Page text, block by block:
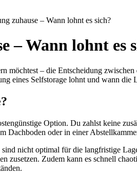
zuhause – Wann lohnt es sich?
– Wann lohnt es
möchtest – die Entscheidung
eines Selfstorage lohnt und wann die
Option. Du zahlst keine
Dachboden oder in einer
nicht optimal für die langfristige
zusetzen. Zudem kann es schnell